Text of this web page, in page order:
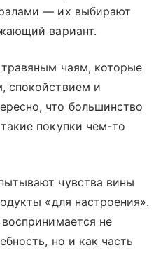
— их выбирают
вариант.
чаям, которые
спокойствием и
что большинство
покупки чем-то
чувства вины
«для настроения».
не
но и как часть